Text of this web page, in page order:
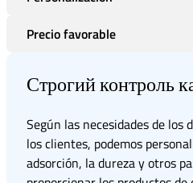
Precio favorable
Строгий контроль
Según las necesidades de los
los clientes, podemos
adsorción, la dureza y otros